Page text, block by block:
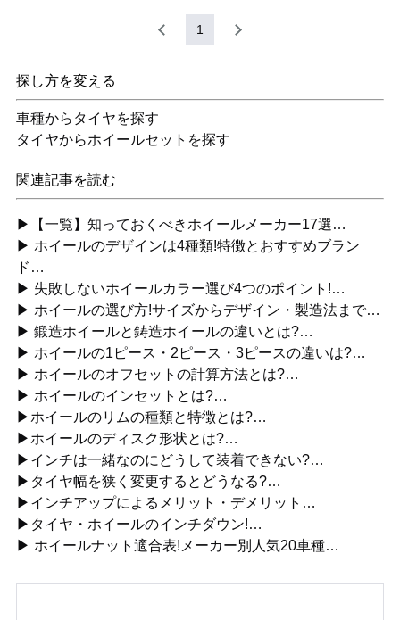
1
探し方を変える
車種からタイヤを探す
タイヤからホイールセットを探す
関連記事を読む
▶【一覧】知っておくべきホイールメーカー17選…
▶ ホイールのデザインは4種類!特徴とおすすめブラン
ド…
▶ 失敗しないホイールカラー選び4つのポイント!…
▶ ホイールの選び方!サイズからデザイン・製造法まで…
▶ 鍛造ホイールと鋳造ホイールの違いとは?…
▶ ホイールの1ピース・2ピース・3ピースの違いは?…
▶ ホイールのオフセットの計算方法とは?…
▶ ホイールのインセットとは?…
▶ホイールのリムの種類と特徴とは?…
▶ホイールのディスク形状とは?…
▶インチは一緒なのにどうして装着できない?…
▶タイヤ幅を狭く変更するとどうなる?…
▶インチアップによるメリット・デメリット…
▶タイヤ・ホイールのインチダウン!…
▶ ホイールナット適合表!メーカー別人気20車種…